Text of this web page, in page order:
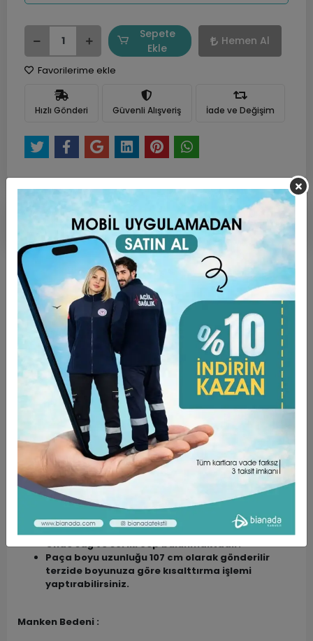
Sepete
Ekle
Hemen Al
Favorilerime ekle
Hızlı Gönderi Güvenli Alışveriş İade ve Değişim
Ürün Açıklaması Garanti ve Teslimat
Taksit Seçenekleri Yorumlar
ÜRÜN ÖZELLİKLERİ ;
Kumaş Türü Likralı Soft (%72 Poly + %25 Viscon + %3
Lycra )
Kumaşlarımız ÖZEL DOKUMA Kumaşlardır.
Yarasa koldur.
Unisex kalıptır.
Dokunuşu Yumuşak, Yüksek Oranda Nefes Alabilen
Rahat Bir Kumaş Türüdür.
Pantolon:
Bel komple lastilkli ve bağcıklıdır.
Önde sağ ve sol iki cep bulunmaktadır.
Paça boyu uzunluğu 107 cm olarak gönderilir
terzide boyunuza göre kısalttırma işlemi
yaptırabilirsiniz.
Manken Bedeni :